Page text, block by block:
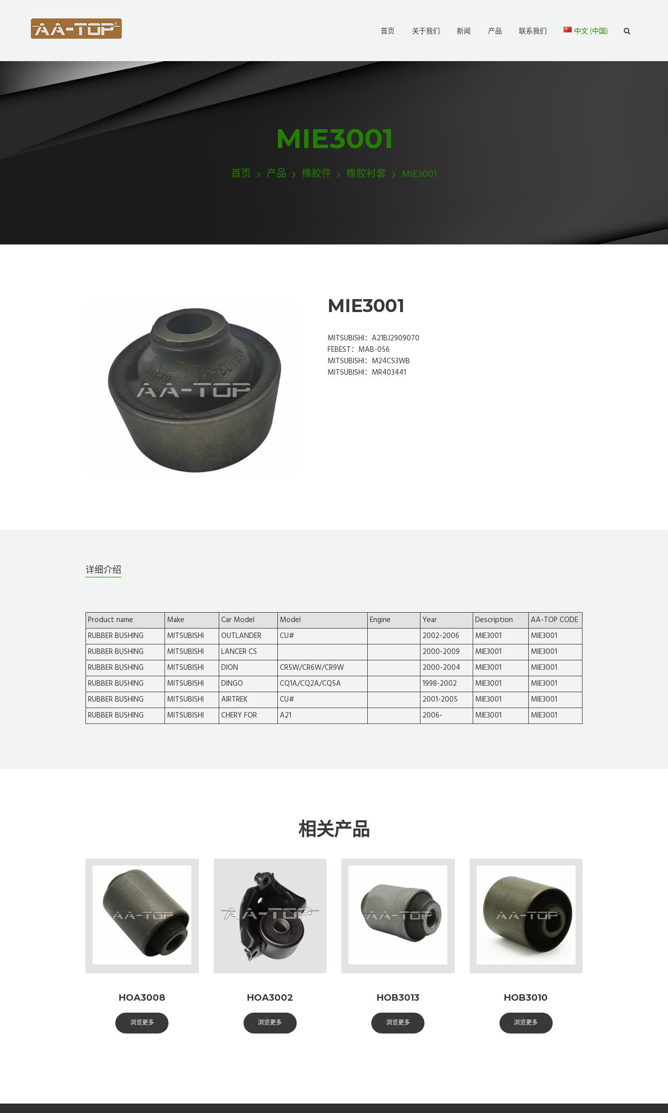
首页 关于我们 新闻 产品 联系我们 中文 (中国)
MIE3001
首页 产品 橡胶件 橡胶衬套 MIE3001
MIE3001
MITSUBISHI：A21BJ2909070
FEBEST：MAB-056
MITSUBISHI：M24CS3WB
MITSUBISHI：MR403441
详细介绍
Product name Make Car Model Model Engine Year Description
AA-TOP CODE
RUBBER BUSHING
MITSUBISHI OUTLANDER CU# 2002-2006 MIE3001
MIE3001
RUBBER BUSHING
MITSUBISHI LANCER CS 2000-2009 MIE3001
MIE3001
RUBBER BUSHING
MITSUBISHI DION CR5W/CR6W/CR9W 2000-2004 MIE3001
MIE3001
RUBBER BUSHING
MITSUBISHI DINGO CQ1A/CQ2A/CQ5A 1998-2002 MIE3001
MIE3001
RUBBER BUSHING
MITSUBISHI AIRTREK CU# 2001-2005 MIE3001
MIE3001
RUBBER BUSHING
MITSUBISHI CHERY FOR A21 2006- MIE3001 MIE3001
相关产品
HOA3008
浏览更多
HOA3002
浏览更多
HOB3013
浏览更多
HOB3010
浏览更多